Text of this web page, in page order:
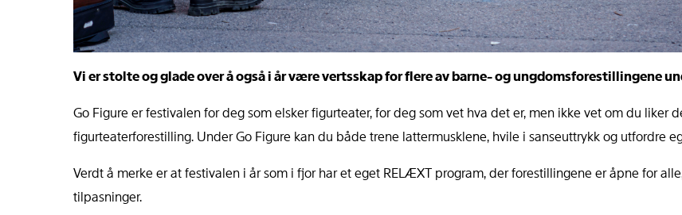
Vi er stolte og glade over å også i år være vertsskap for flere av barne- og ungdomsforestillingene
Go Figure er festivalen for deg som elsker figurteater, for deg som vet hva det er, men ikke vet om du liker
figurteaterforestilling. Under Go Figure kan du både trene lattermusklene, hvile i sanseuttrykk og utfordre
Verdt å merke er at festivalen i år som i fjor har et eget RELÆXT program, der forestillingene er åpne for
tilpasninger.